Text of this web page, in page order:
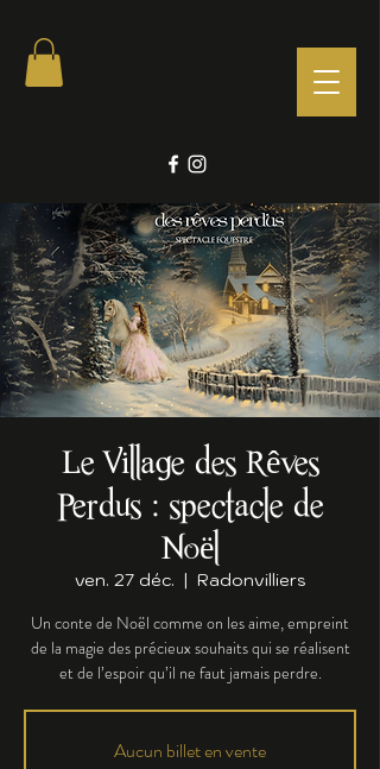
Le Village des Rêves
Perdus : spectacle de
Noël
ven. 27 déc.
  |
Radonvilliers
Un conte de Noël comme on les aime, empreint
de la magie des précieux souhaits qui se réalisent
et de l’espoir qu’il ne faut jamais perdre.
Aucun billet en vente